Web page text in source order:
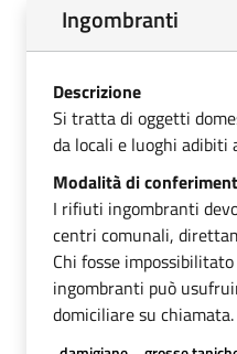
Ingombranti
Descrizione
Si tratta di oggetti
da locali e luoghi adibiti
Modalità di
I rifiuti ingombranti
centri comunali,
Chi fosse
ingombranti può
domiciliare su chiamata.